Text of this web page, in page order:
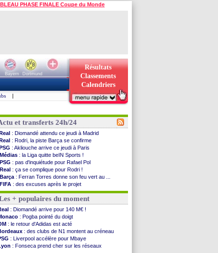
PHASE FINALE Coupe du Monde
Bayern
Dortmund
Résultats
Classements
Calendriers
|
et transferts 24h/24
: Diomandé attendu ce jeudi à Madrid
: Rodri, la piste Barça se confirme
: Akliouche arrive ce jeudi à Paris
Médias : la Liga quitte beIN Sports !
PSG : pas d'inquiétude pour Rafael Pol
Real : ça se complique pour Rodri !
Barça : Ferran Torres donne son feu vert au ...
FIFA : des excuses après le projet
: c'est fait pour Fekir (officiel)
Real : réponse imminente de Vinicius
Arsenal: Nørgaard transféré à Everton (off.)
Al-Ahli: Deschamps a discuté !
PSG: Luis Enrique satisfait malgré tout
: Pogba pointé du doigt
: Zabiri n'est pas fan de la L1
: une offre de Fulham pour Aït Boudlal
: Thomasson et Cresswell réconciliés
+ populaires du moment
: Diomandé arrive pour 140 M€ !
: Pogba pointé du doigt
: le retour d'Adidas est acté
: des clubs de N1 montent au créneau
: Liverpool accélère pour Mbaye
: Fonseca prend cher sur les réseaux